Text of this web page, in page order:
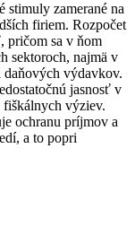
stimuly zamerané na
firiem. Rozpočet
pričom sa v ňom
sektoroch, najmä v
výdavkov.
jasnosť v
fiškálnych výziev.
ochranu príjmov a
a to popri